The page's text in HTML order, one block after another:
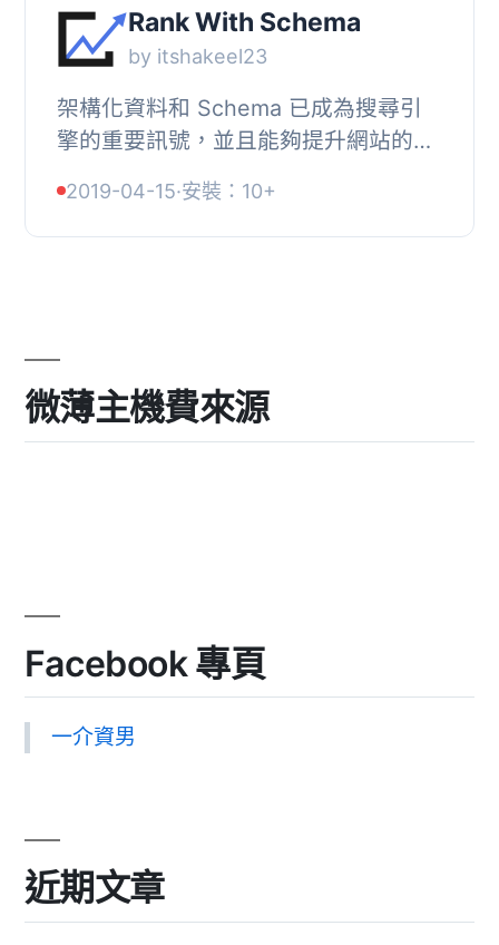
Rank With Schema
by itshakeel23
架構化資料和 Schema 已成為搜尋引
擎的重要訊號，並且能夠提升網站的
擎排名。, 按照 Google 建議實作
Schema 不僅繁琐，...
2019-04-15·安裝：10+
微薄主機費來源
Facebook 專頁
一介資男
近期文章